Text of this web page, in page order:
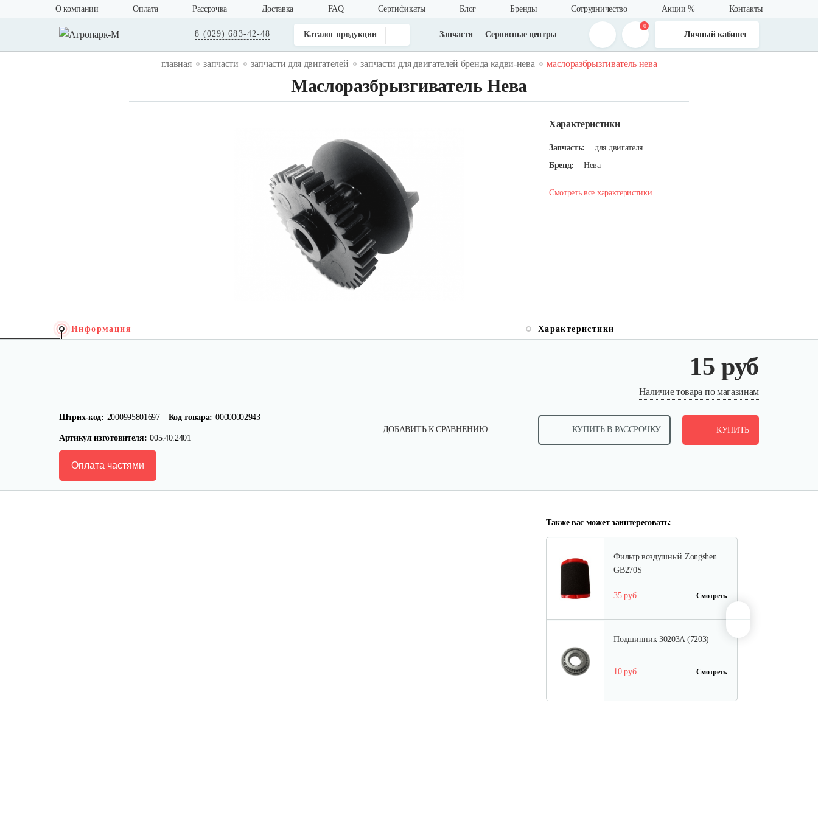
О компании Оплата Рассрочка Доставка FAQ Cертификаты Блог Бренды Сотрудничество Акции % Контакты
8 (029) 683-42-48 Каталог продукции Запчасти Сервисные центры
0
Личный кабинет
главная запчасти запчасти для двигателей запчасти для двигателей бренда кадви-нева маслоразбрызгиватель нева
Маслоразбрызгиватель Нева
Характеристики
Запчасть:
для двигателя
Бренд:
Нева
Смотреть все характеристики
Информация Характеристики
15 руб
Наличие товара по магазинам
Штрих-код: 2000995801697 Код товара: 00000002943
Артикул изготовителя: 005.40.2401
ДОБАВИТЬ К СРАВНЕНИЮ КУПИТЬ В РАССРОЧКУ КУПИТЬ
Оплата частями
Также вас может заинтересовать:
Втулка опорная Нева
Фильтр воздушный Zongshen
GB270S
35 руб Смотреть
Подшипник 30203A (7203)
10 руб Смотреть